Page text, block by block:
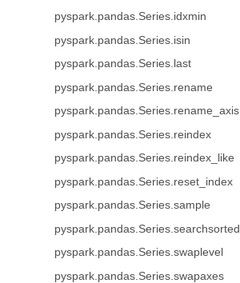
pyspark.pandas.Series.idxmin
pyspark.pandas.Series.isin
pyspark.pandas.Series.last
pyspark.pandas.Series.rename
pyspark.pandas.Series.rename_axis
pyspark.pandas.Series.reindex
pyspark.pandas.Series.reindex_like
pyspark.pandas.Series.reset_index
pyspark.pandas.Series.sample
pyspark.pandas.Series.searchsorted
pyspark.pandas.Series.swaplevel
pyspark.pandas.Series.swapaxes